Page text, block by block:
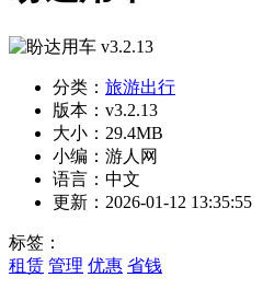
分类： 旅游出行
版本：v3.2.13
大小：29.4MB
小编：游人网
语言：中文
更新：2026-01-12 13:35:55
标签：
租赁 管理 优惠 省钱